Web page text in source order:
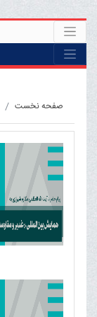
صفحه نخست